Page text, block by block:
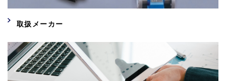
取扱メーカー